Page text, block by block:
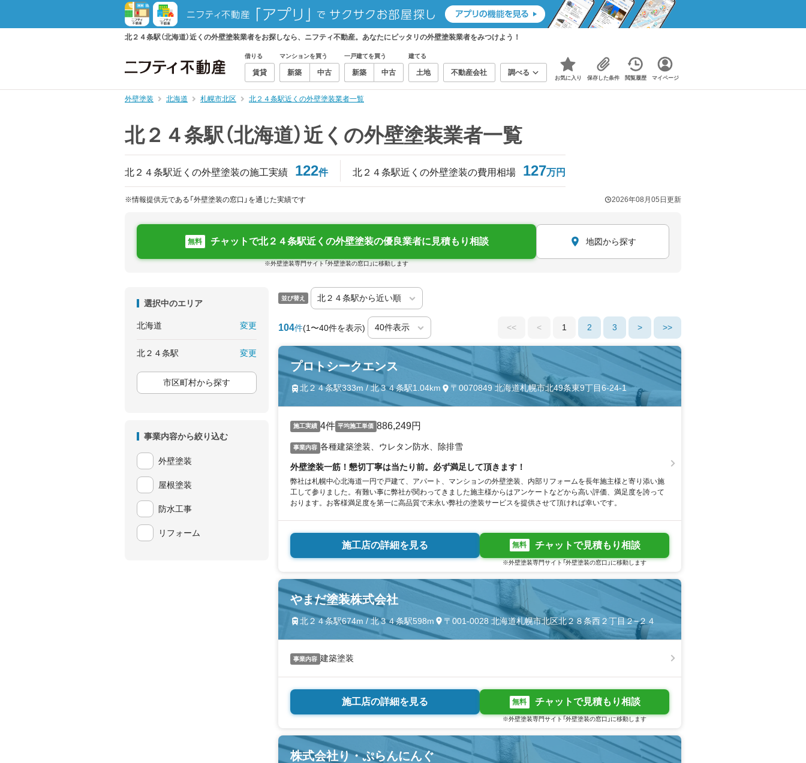
北２４条駅（北海道）近くの外壁塗装業者をお探しなら、ニフティ不動産。あなたにピッタリの外壁塗装業者をみつけよう！
借りる
賃貸
マンションを買う
新築 中古
一戸建てを買う
新築 中古
建てる
土地 不動産会社 調べる
お気に入り 保存した条件 閲覧履歴 マイページ
外壁塗装 北海道 札幌市北区 北２４条駅近くの外壁塗装業者一覧
北２４条駅（北海道）近くの外壁塗装業者一覧
北２４条駅近くの外壁塗装の施工実績 122件 北２４条駅近くの外壁塗装の費用相場 127万円
※情報提供元である「外壁塗装の窓口」を通じた実績です 2026年08月05日 更新
無料 チャットで北２４条駅近くの外壁塗装の優良業者に見積もり相談 地図から探す
※外壁塗装専門サイト「外壁塗装の窓口」に移動します
選択中のエリア
北海道 変更
北２４条駅 変更
市区町村から探す
事業内容から絞り込む
外壁塗装
屋根塗装
防水工事
リフォーム
並び替え
104件(1〜40件を表示) << < 1 2 3 > >>
プロトシークエンス
北２４条駅333m / 北３４条駅1.04km 〒0070849 北海道札幌市北49条東9丁目6-24-1
施工実績 4件 平均施工単価 886,249円
事業内容 各種建築塗装、ウレタン防水、除排雪
外壁塗装一筋！懇切丁寧は当たり前。必ず満足して頂きます！
弊社は札幌中心北海道一円で戸建て、アパート、マンションの外壁塗装、内部リフォームを長年施主様と寄り添い施
工して参りました。有難い事に弊社が関わってきました施主様からはアンケートなどから高い評価、満足度を誇って
おります。お客様満足度を第一に高品質で末永い弊社の塗装サービスを提供させて頂ければ幸いです。
施工店の詳細を見る 無料 チャットで見積もり相談
※外壁塗装専門サイト「外壁塗装の窓口」に移動します
やまだ塗装株式会社
北２４条駅674m / 北３４条駅598m 〒001-0028 北海道札幌市北区北２８条西２丁目２−２４
事業内容 建築塗装
施工店の詳細を見る 無料 チャットで見積もり相談
※外壁塗装専門サイト「外壁塗装の窓口」に移動します
株式会社り・ぷらんにんぐ